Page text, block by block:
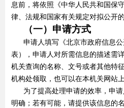
息前，将依照《中华人民共和国保
律、法规和国家有关规定对拟公开
（一）申请方式
申请人填写《北京市政府信息公
表），申请人对所需信息的描述需
机关查询的名称、文号或者其他特
机构处领取，也可以在本机关网站
为了提高处理申请的效率，申请
明确；若有可能，请提供该信息的